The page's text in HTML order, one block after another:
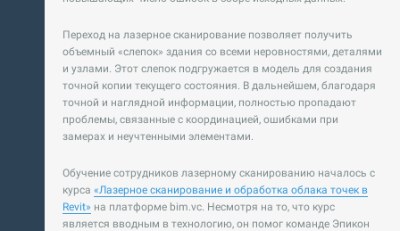
Переход на лазерное сканирование позволяет получить
объемный «слепок» здания со всеми неровностями, деталями
и узлами. Этот слепок подгружается в модель для создания
точной копии текущего состояния. В дальнейшем, благодаря
точной и наглядной информации, полностью пропадают
проблемы, связанные с координацией, ошибками при
замерах и неучтенными элементами.
Обучение сотрудников лазерному сканированию началось с
курса «Лазерное сканирование и обработка облака точек в
Revit» на платформе bim.vc. Несмотря на то, что курс
является вводным в технологию, он помог команде Эпикон